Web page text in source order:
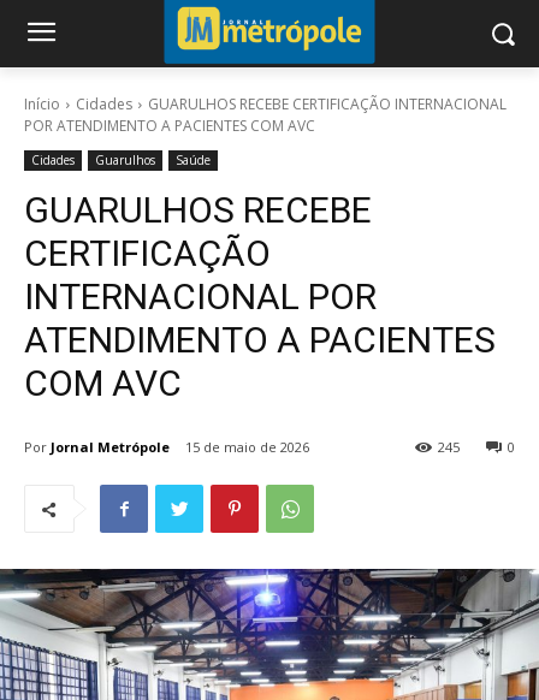
Início Cidades
GUARULHOS RECEBE CERTIFICAÇÃO INTERNACIONAL
POR ATENDIMENTO A PACIENTES COM AVC
Cidades Guarulhos Saúde
GUARULHOS RECEBE
CERTIFICAÇÃO
INTERNACIONAL POR
ATENDIMENTO A PACIENTES
COM AVC
Por Jornal Metrópole 15 de maio de 2026 0
245